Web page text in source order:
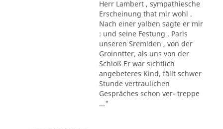
Herr Lambert , sympathiesche
Erscheinung that mir wohl .
Nach einer yalben sagte er mir
: und seine Festung . Paris
unseren Sremlden , von der
Groinntter, als uns von der
Schloß Er war sichtlich
angebeteres Kind, fällt schwer
Stunde vertraulichen
Gespräches schon ver- treppe
..."